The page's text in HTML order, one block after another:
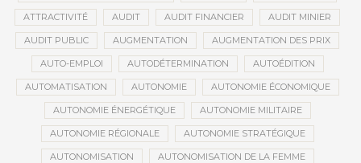
ATTRACTIVITÉ AUDIT AUDIT FINANCIER AUDIT MINIER
AUDIT PUBLIC AUGMENTATION AUGMENTATION DES PRIX
AUTO-EMPLOI AUTODÉTERMINATION AUTOÉDITION
AUTOMATISATION AUTONOMIE AUTONOMIE ÉCONOMIQUE
AUTONOMIE ÉNERGÉTIQUE AUTONOMIE MILITAIRE
AUTONOMIE RÉGIONALE AUTONOMIE STRATÉGIQUE
AUTONOMISATION AUTONOMISATION DE LA FEMME